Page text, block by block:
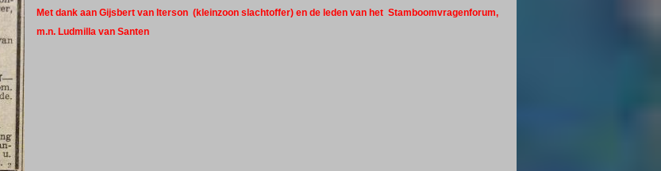
Met dank aan Gijsbert van Iterson (kleinzoon slachtoffer) en de leden van het Stamboomvragenforum,
m.n. Ludmilla van Santen